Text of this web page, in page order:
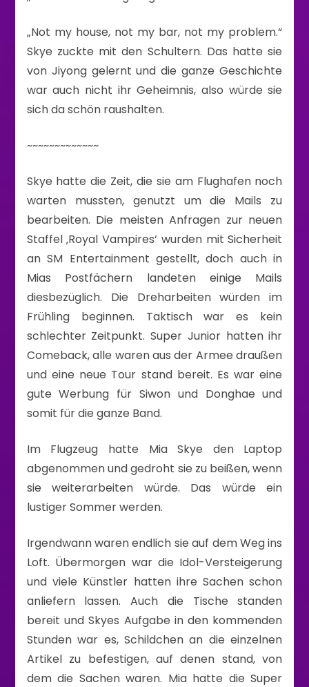
„Not my house, not my bar, not my problem.“
Skye zuckte mit den Schultern. Das hatte sie
von Jiyong gelernt und die ganze Geschichte
war auch nicht ihr Geheimnis, also würde sie
sich da schön raushalten.
~~~~~~~~~~~~~
Skye hatte die Zeit, die sie am Flughafen noch
warten mussten, genutzt um die Mails zu
bearbeiten. Die meisten Anfragen zur neuen
Staffel ‚Royal Vampires‘ wurden mit Sicherheit
an SM Entertainment gestellt, doch auch in
Mias Postfächern landeten einige Mails
diesbezüglich. Die Dreharbeiten würden im
Frühling beginnen. Taktisch war es kein
schlechter Zeitpunkt. Super Junior hatten ihr
Comeback, alle waren aus der Armee draußen
und eine neue Tour stand bereit. Es war eine
gute Werbung für Siwon und Donghae und
somit für die ganze Band.
Im Flugzeug hatte Mia Skye den Laptop
abgenommen und gedroht sie zu beißen, wenn
sie weiterarbeiten würde. Das würde ein
lustiger Sommer werden.
Irgendwann waren endlich sie auf dem Weg ins
Loft. Übermorgen war die Idol-Versteigerung
und viele Künstler hatten ihre Sachen schon
anliefern lassen. Auch die Tische standen
bereit und Skyes Aufgabe in den kommenden
Stunden war es, Schildchen an die einzelnen
Artikel zu befestigen, auf denen stand, von
dem die Sachen waren. Mia hatte die Super